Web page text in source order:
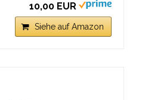
10,00 EUR
Siehe auf Amazon